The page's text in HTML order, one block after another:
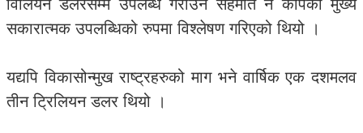
विलियन डलरसम्म उपलब्ध गराउने सहमति नै कोपको मुख्य
सकारात्मक उपलब्धिको रुपमा विश्लेषण गरिएको थियो ।
यद्यपि विकासोन्मुख राष्ट्रहरुको माग भने वार्षिक एक दशमलव
तीन ट्रिलियन डलर थियो ।